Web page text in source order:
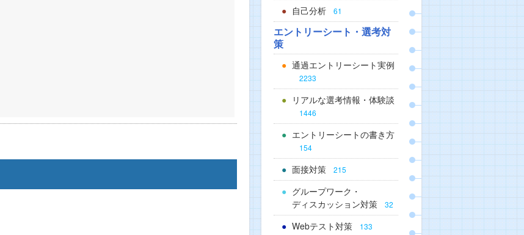
自己分析 61
エントリーシート・選考対
策
通過エントリーシート実例
2233
リアルな選考情報・体験談
1446
エントリーシートの書き方
154
面接対策 215
グループワーク・
ディスカッション対策
32
Webテスト対策 133